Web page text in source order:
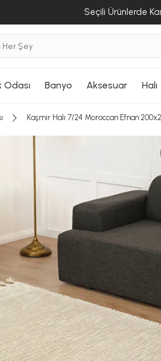
Seçili Ürünlerde
Odası Banyo Aksesuar Halı
Kaşmir Halı 7/24 Moroccan Efnan